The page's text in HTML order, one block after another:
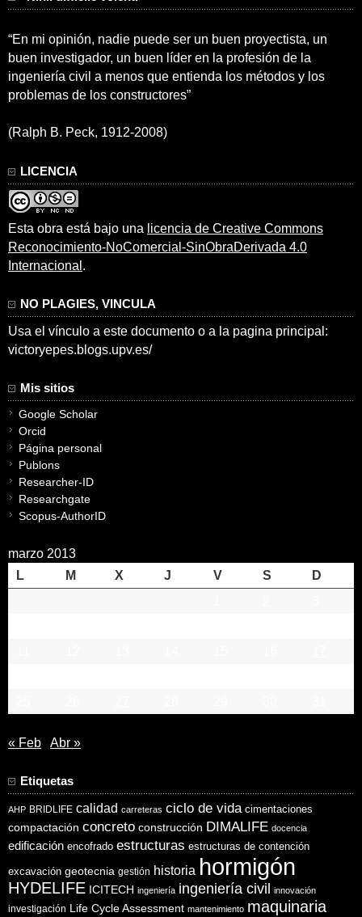
“En mi opinión, nadie puede ser un buen proyectista, un
buen investigador, un buen líder en la profesión de la
ingeniería civil a menos que entienda los métodos y los
problemas de los constructores”
(Ralph B. Peck, 1912-2008)
LICENCIA
Esta obra está bajo una licencia de Creative Commons
Reconocimiento-NoComercial-SinObraDerivada 4.0
Internacional .
NO PLAGIES, VINCULA
Usa el vínculo a este documento o a la pagina principal:
victoryepes.blogs.upv.es/
Mis sitios
Google Scholar
Orcid
Página personal
Publons
Researcher-ID
Researchgate
Scopus-AuthorID
marzo 2013
L
M X J V S
D
« Feb Abr »
Etiquetas
AHP BRIDLIFE calidad carreteras ciclo de vida cimentaciones
compactación concreto construcción DIMALIFE docencia
edificación encofrado estructuras estructuras de contención
excavación geotecnia gestión historia hormigón
HYDELIFE ICITECH ingeniería ingeniería civil innovación
investigación Life Cycle Assessment mantenimiento maquinaria